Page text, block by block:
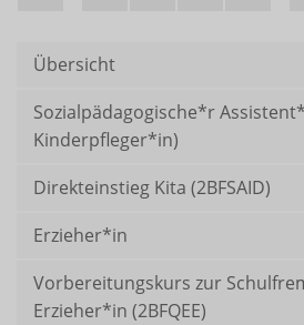
Übersicht
Sozialpädagogische*r
Kinderpfleger*in)
Direkteinstieg Kita (2BFSAID)
Erzieher*in
Vorbereitungskurs zur
Erzieher*in (2BFQEE)